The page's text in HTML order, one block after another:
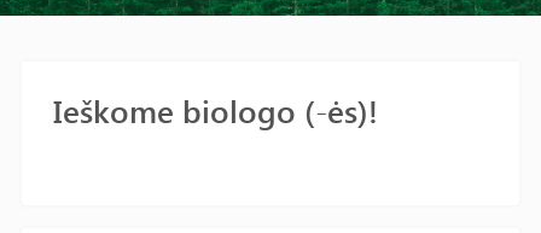
Ieškome biologo (-ės)!